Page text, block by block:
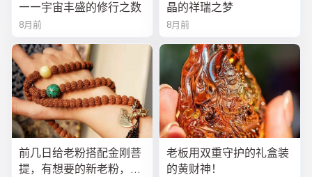
——宇宙丰盛的修行之数
8月前
晶的祥瑞之梦
8月前
前几日给老粉搭配金刚菩
提，有想要的新老粉，都
老板用双重守护的礼盒装
的黄财神！